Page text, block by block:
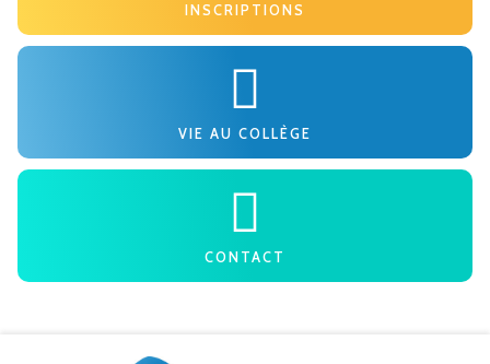
INSCRIPTIONS
VIE AU COLLÈGE
CONTACT